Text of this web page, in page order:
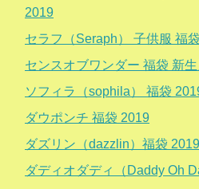
2019
セラフ（Seraph） 子供服 福
センスオブワンダー 福袋 新生
ソフィラ（sophila） 福袋
ダウポンチ 福袋 2019
ダズリン（dazzlin）福袋 2019
ダディオダディ（Daddy Oh